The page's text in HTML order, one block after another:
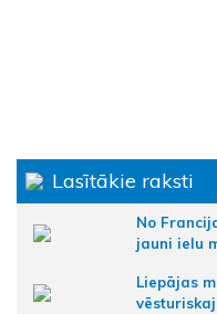
Lasītākie raksti
No
jauni ielu
Liepājas